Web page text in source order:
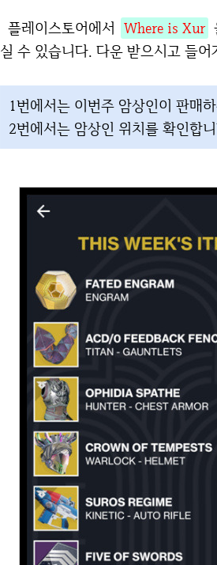
플레이스토어에서 Where is Xur
실 수 있습니다. 다운 받으시고 들
1번에서는 이번주 암상인이 판매
2번에서는 암상인 위치를 확인합